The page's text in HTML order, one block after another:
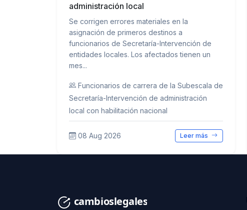
administración local
Se corrigen errores materiales en la
asignación de primeros destinos a
funcionarios de Secretaría-Intervención de
entidades locales. Los afectados tienen un
mes...
Funcionarios de carrera de la Subescala de
Secretaría-Intervención de administración
local con habilitación nacional
08 Aug 2026 Leer más